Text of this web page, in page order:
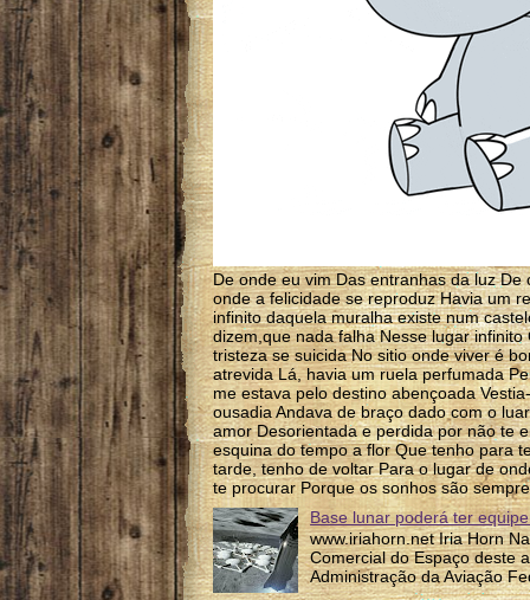
De onde eu vim Das entranhas da luz
onde a felicidade se reproduz Havia um
infinito daquela muralha existe num
dizem,que nada falha Nesse lugar
tristeza se suicida No sitio onde viver é
atrevida Lá, havia um ruela perfumada
me estava pelo destino abençoada
ousadia Andava de braço dado com o
amor Desorientada e perdida por não te
esquina do tempo a flor Que tenho para
tarde, tenho de voltar Para o lugar de
te procurar Porque os sonhos são
Base lunar poderá ter
www.iriahorn.net Iria Horn
Comercial do Espaço deste
Administração da Aviação